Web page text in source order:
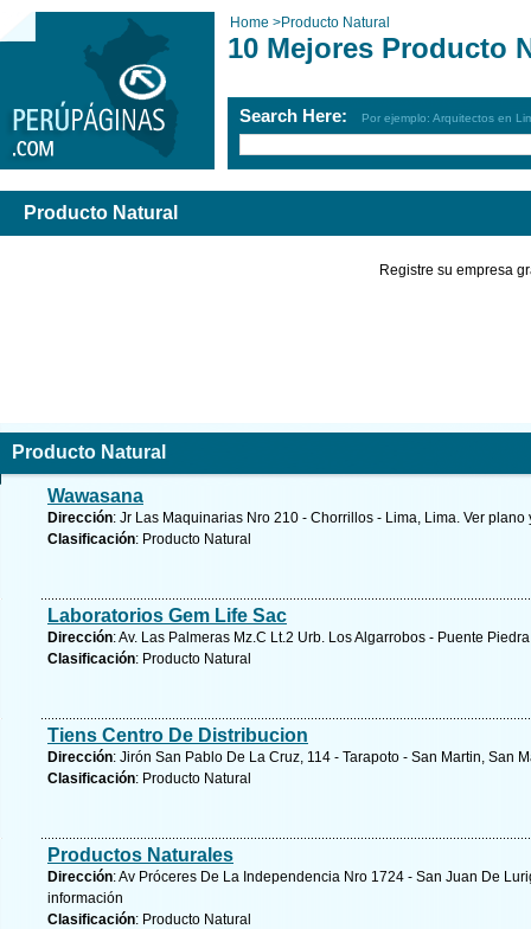
Home >Producto Natural
10 Mejores Producto
Search Here: Por ejemplo: Arquitectos en
Producto Natural
Registre su empresa
Producto Natural
Wawasana
Dirección: Jr Las Maquinarias Nro 210 - Chorrillos - Lima, Lima. Ver plano
Clasificación: Producto Natural
Laboratorios Gem Life Sac
Dirección: Av. Las Palmeras Mz.C Lt.2 Urb. Los Algarrobos - Puente
Clasificación: Producto Natural
Tiens Centro De Distribucion
Dirección: Jirón San Pablo De La Cruz, 114 - Tarapoto - San Martin, San
Clasificación: Producto Natural
Productos Naturales
Dirección: Av Próceres De La Independencia Nro 1724 - San Juan De
información
Clasificación: Producto Natural